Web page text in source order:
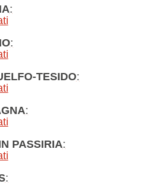
:
:
TESIDO:
:
PASSIRIA:
: